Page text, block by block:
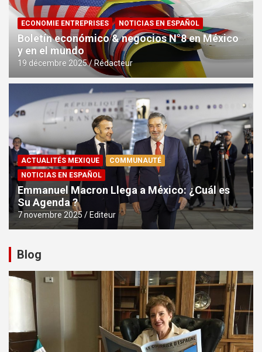
ECONOMIE ENTREPRISES NOTICIAS EN ESPAÑOL
Boletín económico & negocios N°8 en México
y en el mundo
19 décembre 2025 Rédacteur
ACTUALITÉS MEXIQUE
COMMUNAUTÉ
NOTICIAS EN ESPAÑOL
Emmanuel Macron Llega a México: ¿Cuál es
Su Agenda ?
7 novembre 2025 Editeur
Blog